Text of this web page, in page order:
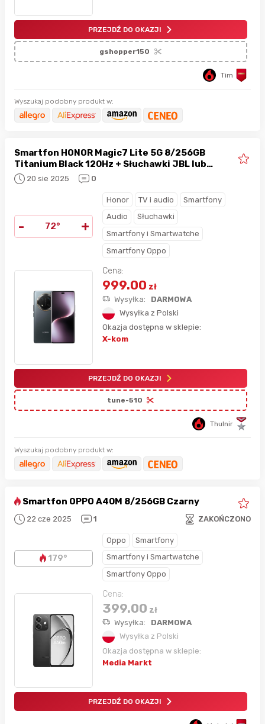
PRZEJDŹ DO OKAZJI
gshopper150
Tim
Wyszukaj podobny produkt w:
Smartfon HONOR Magic7 Lite 5G 8/256GB
Titanium Black 120Hz + Słuchawki JBL lub
Głośnik JBL za grosz
20 sie 2025 0
- 72° +
Honor TV i audio
Smartfony
Audio
Słuchawki
Smartfony i Smartwatche
Smartfony Oppo
Cena:
999.00 zł
Wysyłka:
DARMOWA
Wysyłka z Polski
Okazja dostępna w sklepie:
X-kom
PRZEJDŹ DO OKAZJI
tune-510
Thulnir
Wyszukaj podobny produkt w:
Smartfon OPPO A40M 8/256GB Czarny
22 cze 2025 1 ZAKOŃCZONO
179°
Oppo
Smartfony
Smartfony i Smartwatche
Smartfony Oppo
Cena:
399.00 zł
Wysyłka:
DARMOWA
Wysyłka z Polski
Okazja dostępna w sklepie:
Media Markt
PRZEJDŹ DO OKAZJI